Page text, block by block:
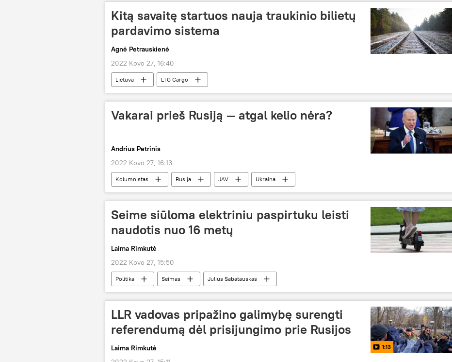
Kitą savaitę startuos nauja traukinio bilietų
pardavimo sistema
Agnė Petrauskienė
2022 Kovo 27, 16:40
Lietuva LTG Cargo
Vakarai prieš Rusiją — atgal kelio nėra?
Andrius Petrinis
2022 Kovo 27, 16:13
Kolumnistas Rusija JAV Ukraina
Seime siūloma elektriniu paspirtuku leisti
naudotis nuo 16 metų
Laima Rimkutė
2022 Kovo 27, 15:50
Politika Seimas Julius Sabatauskas
LLR vadovas pripažino galimybę surengti
referendumą dėl prisijungimo prie Rusijos
1:13
Laima Rimkutė